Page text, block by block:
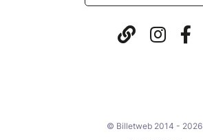
© Billetweb 2014 - 2026